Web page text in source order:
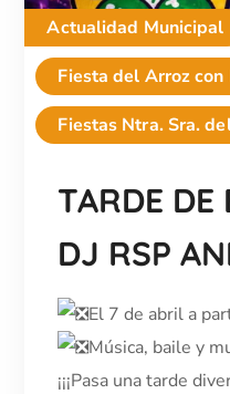
Actualidad Municipal
Fiesta del Arroz con
Fiestas Ntra. Sra.
TARDE DE
DJ RSP
El 7 de abril a
Música, baile y
¡¡¡Pasa una tarde